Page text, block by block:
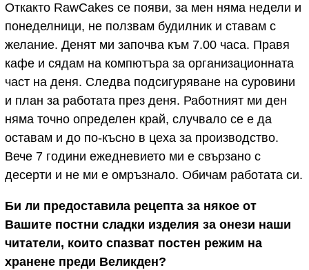
Откакто RawCakes се появи, за мен няма недели и
понеделници, не ползвам будилник и ставам с
желание. Денят ми започва към 7.00 часа. Правя
кафе и сядам на компютъра за организационната
част на деня. Следва подсигуряване на суровини
и план за работата през деня. Работният ми ден
няма точно определен край, случвало се е да
оставам и до по-късно в цеха за производство.
Вече 7 години ежедневието ми е свързано с
десерти и не ми е омръзнало. Обичам работата си.
Би ли предоставила рецепта за някое от
Вашите постни сладки изделия за онези наши
читатели, които спазват постен режим на
хранене преди Великден?